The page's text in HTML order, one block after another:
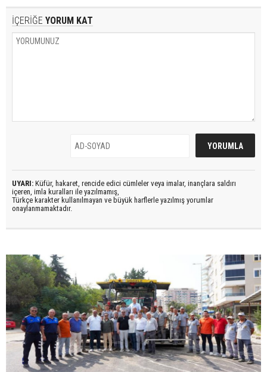
İÇERİĞE YORUM KAT
UYARI: Küfür, hakaret, rencide edici cümleler veya imalar, inançlara saldırı
içeren, imla kuralları ile yazılmamış,
Türkçe karakter kullanılmayan ve büyük harflerle yazılmış yorumlar
onaylanmamaktadır.